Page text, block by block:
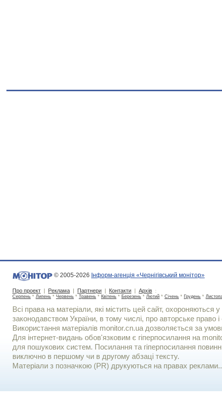
© 2005-2026 Інформ-агенція «Чернігівський монітор»
Про проект | Реклама | Партнери | Контакти | Архів :
Серпень * Липень * Червень * Травень * Квітень * Березень * Лютий * Січень * Грудень *
Всі права на матеріали, які містить цей сайт, охороняються у
законодавством України, в тому числі, про авторське право і
Використання матерiалiв monitor.cn.ua дозволяється за
Для iнтернет-видань обов'язковим є гiперпосилання на
для пошукових систем. Посилання та гіперпосилання
виключно в першому чи в другому абзаці тексту.
Матеріали з позначкою (PR) друкуються на правах реклами..